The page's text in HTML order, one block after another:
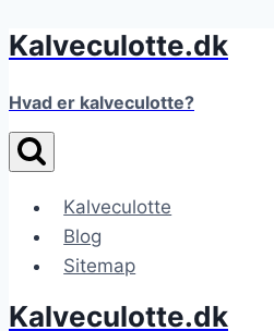
Fortsæt
indhold
Kalveculotte.dk
Hvad er kalveculotte?
Kalveculotte
Blog
Sitemap
Kalveculotte.dk